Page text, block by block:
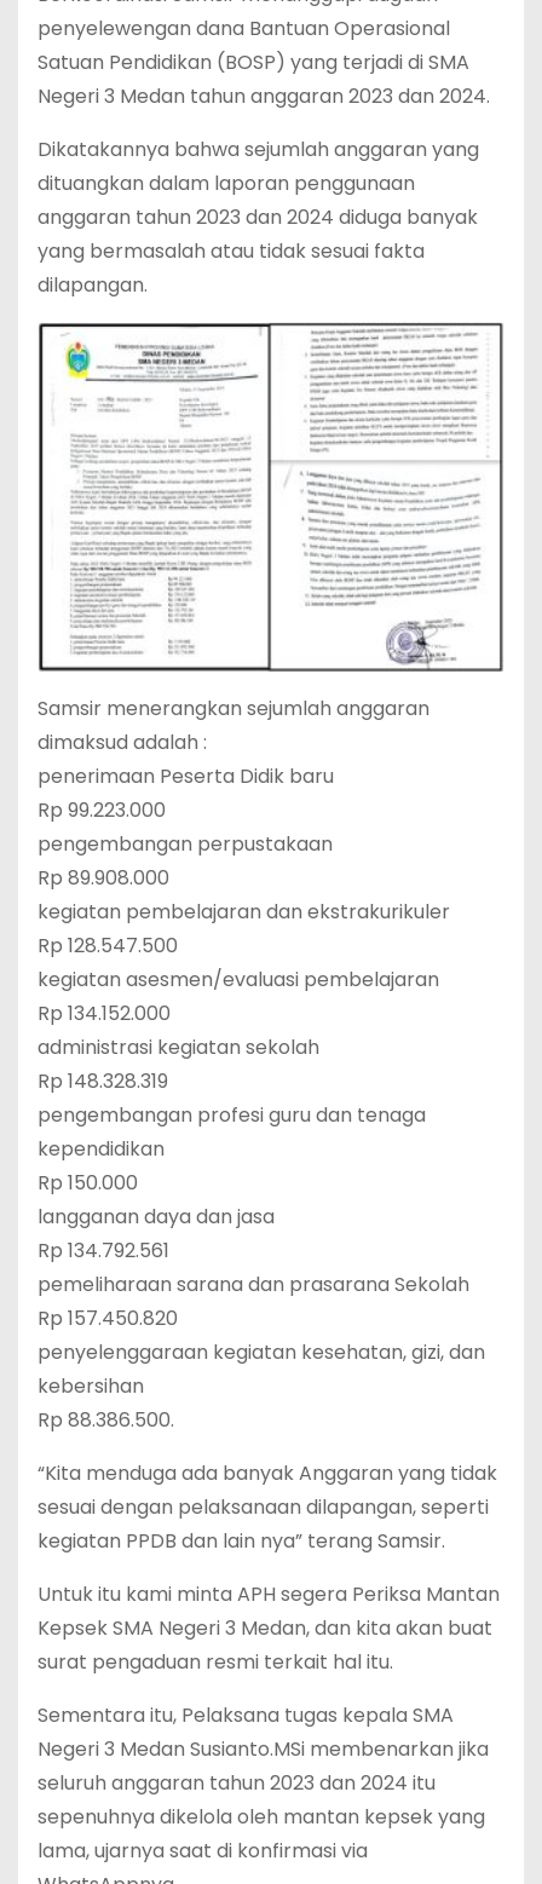
penyelewengan dana Bantuan Operasional
Satuan Pendidikan (BOSP) yang terjadi di SMA
Negeri 3 Medan tahun anggaran 2023 dan 2024.
Dikatakannya bahwa sejumlah anggaran yang
dituangkan dalam laporan penggunaan
anggaran tahun 2023 dan 2024 diduga banyak
yang bermasalah atau tidak sesuai fakta
dilapangan.
Samsir menerangkan sejumlah anggaran
dimaksud adalah :
penerimaan Peserta Didik baru
Rp 99.223.000
pengembangan perpustakaan
Rp 89.908.000
kegiatan pembelajaran dan ekstrakurikuler
Rp 128.547.500
kegiatan asesmen/evaluasi pembelajaran
Rp 134.152.000
administrasi kegiatan sekolah
Rp 148.328.319
pengembangan profesi guru dan tenaga
kependidikan
Rp 150.000
langganan daya dan jasa
Rp 134.792.561
pemeliharaan sarana dan prasarana Sekolah
Rp 157.450.820
penyelenggaraan kegiatan kesehatan, gizi, dan
kebersihan
Rp 88.386.500.
“Kita menduga ada banyak Anggaran yang tidak
sesuai dengan pelaksanaan dilapangan, seperti
kegiatan PPDB dan lain nya” terang Samsir.
Untuk itu kami minta APH segera Periksa Mantan
Kepsek SMA Negeri 3 Medan, dan kita akan buat
surat pengaduan resmi terkait hal itu.
Sementara itu, Pelaksana tugas kepala SMA
Negeri 3 Medan Susianto.MSi membenarkan jika
seluruh anggaran tahun 2023 dan 2024 itu
sepenuhnya dikelola oleh mantan kepsek yang
lama, ujarnya saat di konfirmasi via